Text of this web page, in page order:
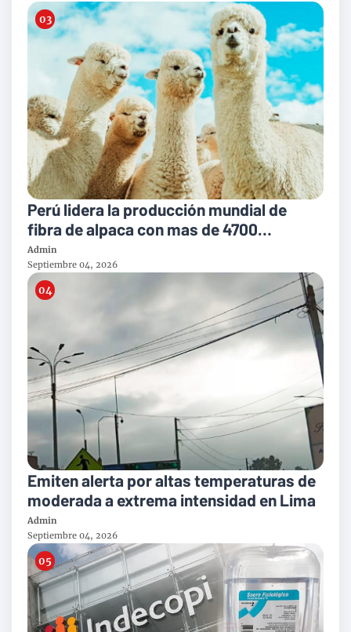
Perú lidera la producción mundial de
fibra de alpaca con mas de 4700
toneladas al año
Admin
Septiembre 04, 2026
Emiten alerta por altas temperaturas de
moderada a extrema intensidad en Lima
Admin
Septiembre 04, 2026